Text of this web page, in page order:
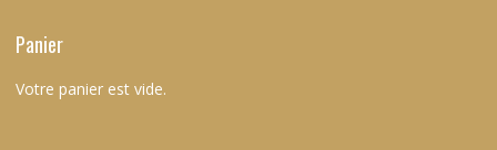
Panier
Votre panier est vide.